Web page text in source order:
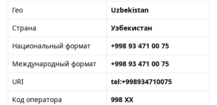
Гео
Uzbekistan
Страна
Узбекистан
Национальный формат
+998 93 471 00 75
Международный формат
+998 93 471 00 75
URI
tel:+998934710075
Код оператора
998 XX